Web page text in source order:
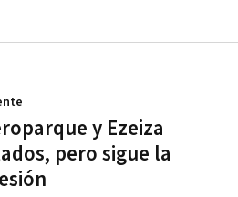
y Ezeiza
pero sigue la